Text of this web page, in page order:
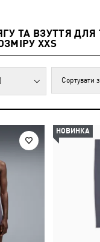
ТА ВЗУТТЯ ДЛЯ
XXS
НОВИНКА